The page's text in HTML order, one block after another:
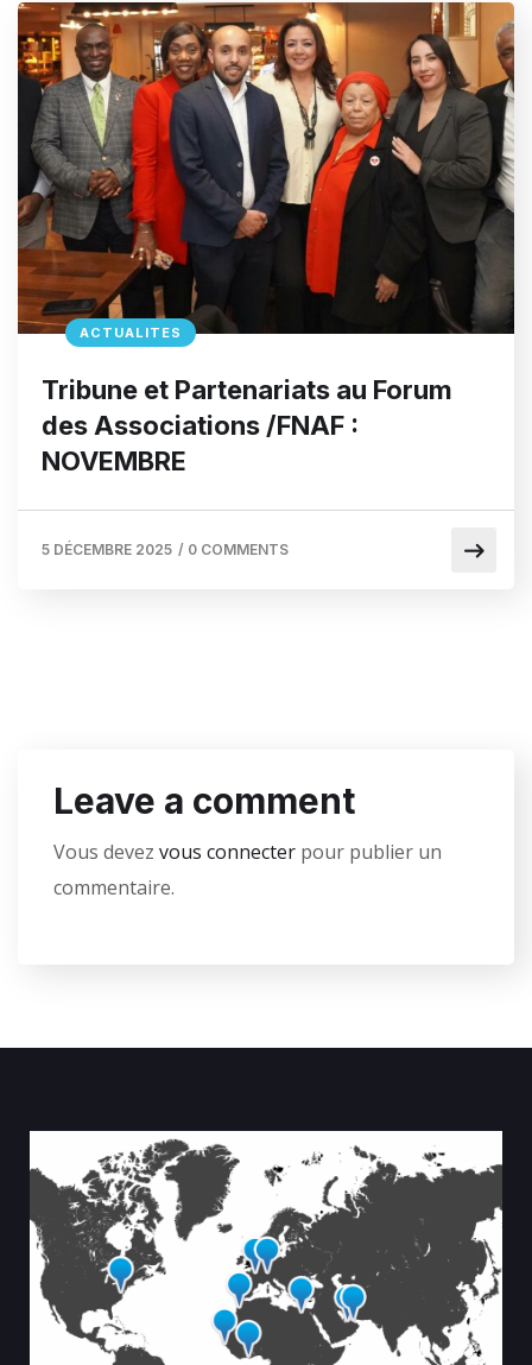
ACTUALITES
Tribune et Partenariats au Forum
des Associations /FNAF :
NOVEMBRE
5 DÉCEMBRE 2025 / 0 COMMENTS
Leave a comment
Vous devez vous connecter pour publier un
commentaire.